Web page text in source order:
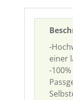
-
einer
-